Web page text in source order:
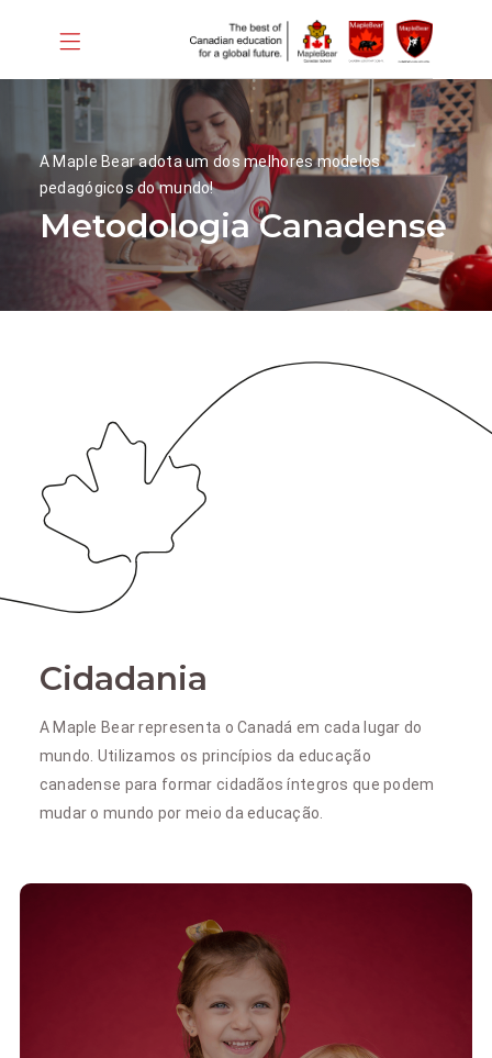
A Maple Bear adota um dos melhores modelos
pedagógicos do mundo!
Metodologia Canadense
Cidadania
A Maple Bear representa o Canadá em cada lugar do
mundo. Utilizamos os princípios da educação
canadense para formar cidadãos íntegros que podem
mudar o mundo por meio da educação.